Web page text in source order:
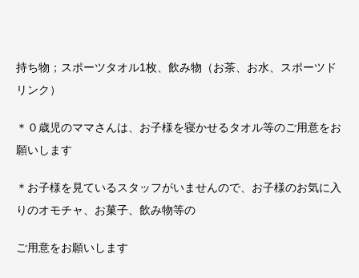
持ち物；スポーツタオル1枚、飲み物（お茶、お水、スポーツド
リンク）
＊０歳児のママさんは、お子様を寝かせるタオル等のご用意をお
願いします
＊お子様を見ているスタッフがいませんので、お子様のお気に入
りのオモチャ、お菓子、飲み物等の
ご用意をお願いします